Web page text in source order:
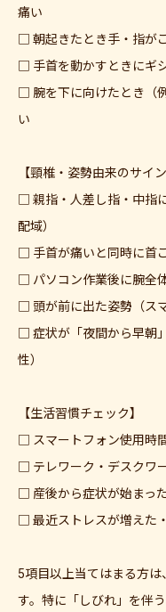
痛い
□ 朝起きたとき手・指が
□ 手首を動かすときにギ
□ 腕を下に向けたとき（
い
【頸椎・姿勢由来のサイ
□ 親指・人差し指・中指
配域）
□ 手首が痛いと同時に首
□ パソコン作業後に腕全
□ 頭が前に出た姿勢（ス
□ 症状が「夜間から早朝
性）
【生活習慣チェック】
□ スマートフォン使用時
□ テレワーク・デスクワ
□ 産後から症状が始まっ
□ 最近ストレスが増えた
5項目以上当てはまる方
す。特に「しびれ」を伴